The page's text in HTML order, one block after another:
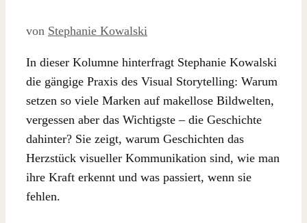
von Stephanie Kowalski
In dieser Kolumne hinterfragt Stephanie Kowalski
die gängige Praxis des Visual Storytelling: Warum
setzen so viele Marken auf makellose Bildwelten,
vergessen aber das Wichtigste – die Geschichte
dahinter? Sie zeigt, warum Geschichten das
Herzstück visueller Kommunikation sind, wie man
ihre Kraft erkennt und was passiert, wenn sie
fehlen.